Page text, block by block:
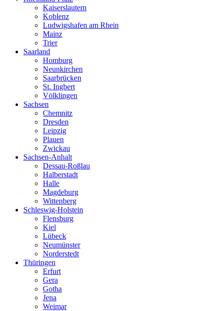
Kaiserslautern
Koblenz
Ludwigshafen am Rhein
Mainz
Trier
Saarland
Homburg
Neunkirchen
Saarbrücken
St. Ingbert
Völklingen
Sachsen
Chemnitz
Dresden
Leipzig
Plauen
Zwickau
Sachsen-Anhalt
Dessau-Roßlau
Halberstadt
Halle
Magdeburg
Wittenberg
Schleswig-Holstein
Flensburg
Kiel
Lübeck
Neumünster
Norderstedt
Thüringen
Erfurt
Gera
Gotha
Jena
Weimar